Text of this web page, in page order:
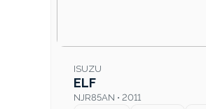
ISUZU
ELF
NJR85AN • 2011